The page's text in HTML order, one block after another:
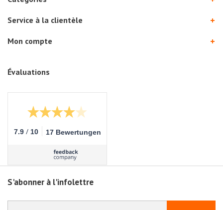
Service à la clientèle
Mon compte
Évaluations
7.9 / 10 17 Bewertungen
S'abonner à l'infolettre